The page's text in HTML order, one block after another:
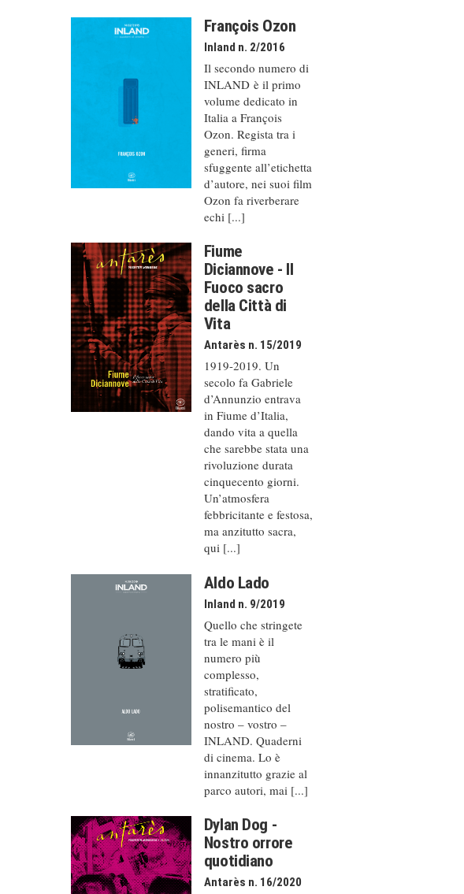
François Ozon
Inland n. 2/2016
Il secondo numero di
INLAND è il primo
volume dedicato in
Italia a François
Ozon. Regista tra i
generi, firma
sfuggente all’etichetta
d’autore, nei suoi film
Ozon fa riverberare
echi [...]
Fiume
Diciannove - Il
Fuoco sacro
della Città di
Vita
Antarès n. 15/2019
1919-2019. Un
secolo fa Gabriele
d’Annunzio entrava
in Fiume d’Italia,
dando vita a quella
che sarebbe stata una
rivoluzione durata
cinquecento giorni.
Un’atmosfera
febbricitante e festosa,
ma anzitutto sacra,
qui [...]
Aldo Lado
Inland n. 9/2019
Quello che stringete
tra le mani è il
numero più
complesso,
stratificato,
polisemantico del
nostro – vostro –
INLAND. Quaderni
di cinema. Lo è
innanzitutto grazie al
parco autori, mai [...]
Dylan Dog -
Nostro orrore
quotidiano
Antarès n. 16/2020